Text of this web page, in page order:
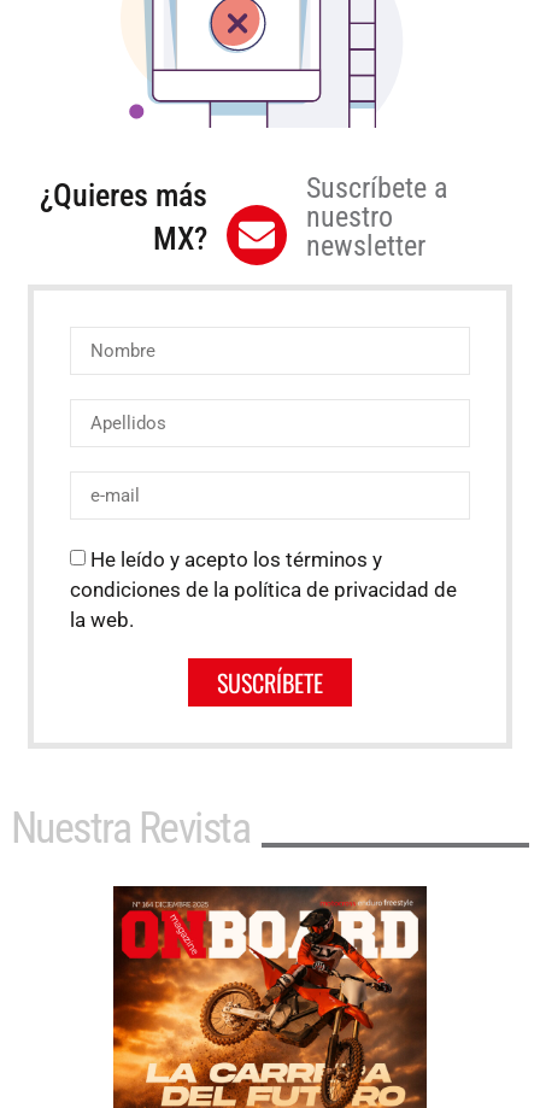
¿Quieres más
MX?
Suscríbete a
nuestro
newsletter
He leído y acepto los términos y
condiciones de la política de privacidad de
la web.
SUSCRÍBETE
Nuestra Revista